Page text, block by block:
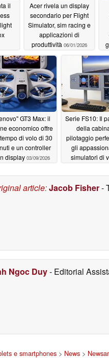
il
Acer rivela un display
secondario per Flight
Simulator, sim racing e
applicazioni di
produttività 06/01/2026
GT3 Max: il
economico offre
di volo di 30
e un controller
display 03/09/2026
Serie FS10: Il
della
pilotaggio
gli
simulatori di
cornice?02/
article:Jacob Fisher-
Ngoc Duy- Editorial
e smartphones > News >